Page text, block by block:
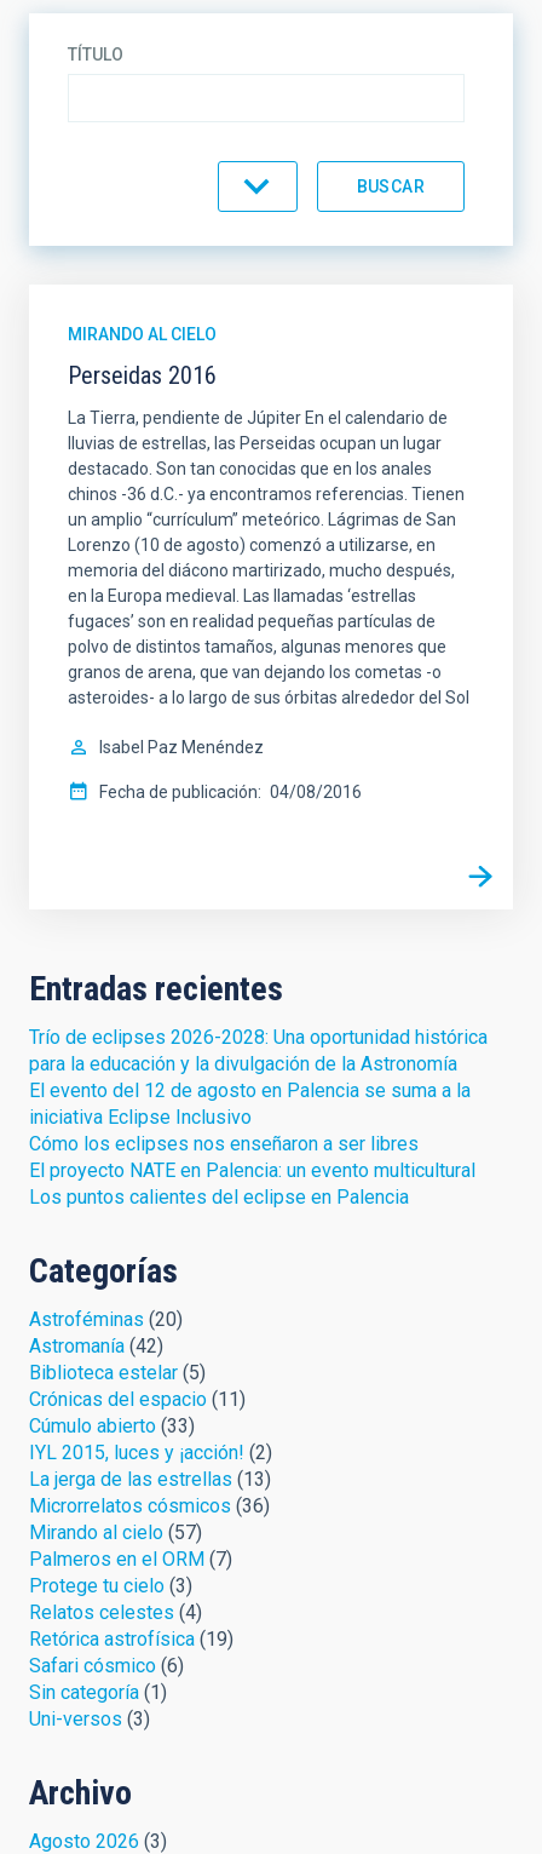
TÍTULO
MIRANDO AL CIELO
Perseidas 2016
La Tierra, pendiente de Júpiter En el calendario de
lluvias de estrellas, las Perseidas ocupan un lugar
destacado. Son tan conocidas que en los anales
chinos -36 d.C.- ya encontramos referencias. Tienen
un amplio “currículum” meteórico. Lágrimas de San
Lorenzo (10 de agosto) comenzó a utilizarse, en
memoria del diácono martirizado, mucho después,
en la Europa medieval. Las llamadas ‘estrellas
fugaces’ son en realidad pequeñas partículas de
polvo de distintos tamaños, algunas menores que
granos de arena, que van dejando los cometas -o
asteroides- a lo largo de sus órbitas alrededor del Sol
Isabel Paz Menéndez
Fecha de publicación 04/08/2016
Entradas recientes
Trío de eclipses 2026-2028: Una oportunidad histórica
para la educación y la divulgación de la Astronomía
El evento del 12 de agosto en Palencia se suma a la
iniciativa Eclipse Inclusivo
Cómo los eclipses nos enseñaron a ser libres
El proyecto NATE en Palencia: un evento multicultural
Los puntos calientes del eclipse en Palencia
Categorías
Astroféminas (20)
Astromanía (42)
Biblioteca estelar (5)
Crónicas del espacio (11)
Cúmulo abierto (33)
IYL 2015, luces y ¡acción! (2)
La jerga de las estrellas (13)
Microrrelatos cósmicos (36)
Mirando al cielo (57)
Palmeros en el ORM (7)
Protege tu cielo (3)
Relatos celestes (4)
Retórica astrofísica (19)
Safari cósmico (6)
Sin categoría (1)
Uni-versos (3)
Archivo
Agosto 2026 (3)